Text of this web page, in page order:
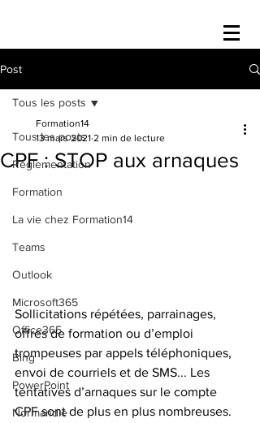
Post
Tous les posts
Réglementation
Formation
La vie chez Formation14
Teams
Outlook
Microsoft365
Office365
Bing
PowerPoint
Normandie
Tous les posts
CPF : STOP aux arnaques
Formation14
13 mars 2021 2 min de lecture
Sollicitations répétées, parrainages,
offres de formation ou d’emploi
trompeuses par appels téléphoniques,
envoi de courriels et de SMS... Les
tentatives d’arnaques sur le compte
CPF sont de plus en plus nombreuses.